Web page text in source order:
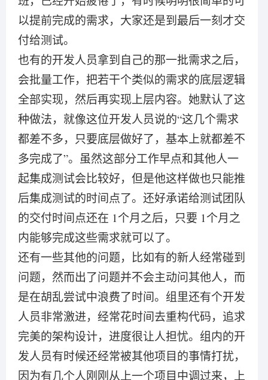
以提前完成的需求，大家还是到最后一刻才交
付给测试。
也有的开发人员拿到自己的那一批需求之后，
会批量工作，把若干个类似的需求的底层逻辑
全部实现，然后再实现上层内容。她默认了这
种做法，就像这位开发人员说的“这几个需求
都差不多，只要底层做好了，基本上就都差不
多完成了”。虽然这部分工作早点和其他人一
起集成测试会比较好，但是他这样做也只能推
后集成测试的时间点了。还好承诺给测试团队
的交付时间点还在 1个月之后，只要 1个月之
内能够完成这些需求就可以了。
还有一些其他的问题，比如有的新人经常碰到
问题，然而出了问题并不会主动问其他人，而
是在胡乱尝试中浪费了时间。组里还有个开发
人员非常激进，经常花时间去重构代码，追求
完美的架构设计，进度很让人担忧。组内的开
发人员有时候还经常被其他项目的事情打扰，
因为有几个人刚刚从上一个项目中调过来，上